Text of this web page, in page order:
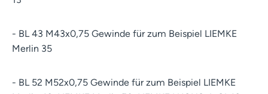
- BL 43 M43x0,75 Gewinde für zum Beispiel LIEMKE
Merlin 35
- BL 52 M52x0,75 Gewinde für zum Beispiel LIEMKE